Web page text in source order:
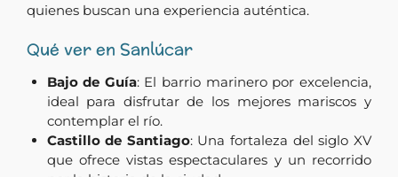
quienes buscan una experiencia auténtica.
Qué ver en Sanlúcar
Bajo de Guía: El barrio marinero por excelencia,
ideal para disfrutar de los mejores mariscos y
contemplar el río.
Castillo de Santiago: Una fortaleza del siglo XV
que ofrece vistas espectaculares y un recorrido